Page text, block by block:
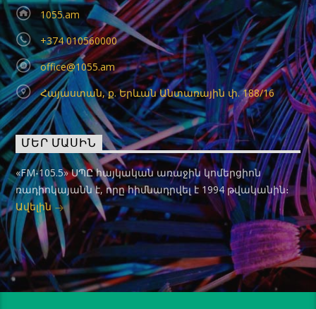
1055.am
+374 010560000
office@1055.am
Հայաստան, ք. Երևան Անտառային փ. 188/16
ՄԵՐ ՄԱՍԻՆ
«FM-105.5» ՍՊԸ հայկական առաջին կոմերցիոն
ռադիոկայանն է, որը հիմնադրվել է 1994 թվականին։
Ավելին